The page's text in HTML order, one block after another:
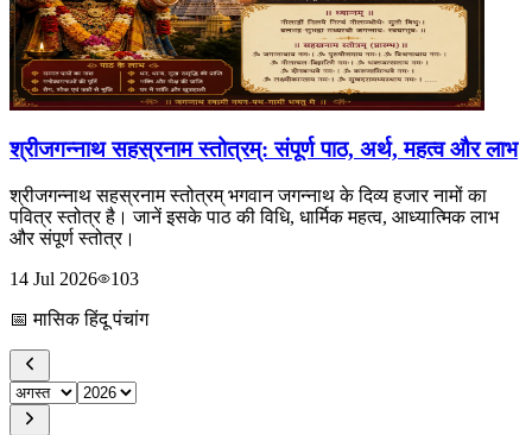
श्रीजगन्नाथ सहस्रनाम स्तोत्रम्: संपूर्ण पाठ, अर्थ, महत्व और लाभ
श्रीजगन्नाथ सहस्रनाम स्तोत्रम् भगवान जगन्नाथ के दिव्य हजार नामों का
पवित्र स्तोत्र है। जानें इसके पाठ की विधि, धार्मिक महत्व, आध्यात्मिक लाभ
और संपूर्ण स्तोत्र।
14 Jul 2026
103
📅मासिक हिंदू पंचांग